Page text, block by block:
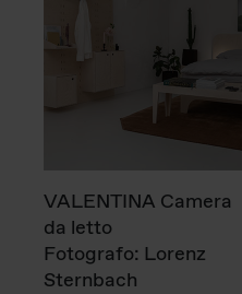
VALENTINA Camera
da letto
Fotografo: Lorenz
Sternbach